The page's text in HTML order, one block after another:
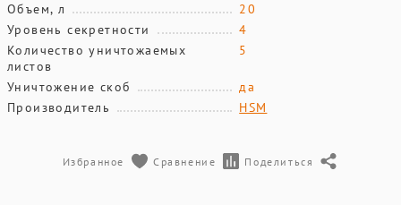
Объем, л
20
Уровень секретности
4
Количество уничтожаемых
листов
5
Уничтожение скоб
да
Производитель
HSM
Избранное Сравнение Поделиться